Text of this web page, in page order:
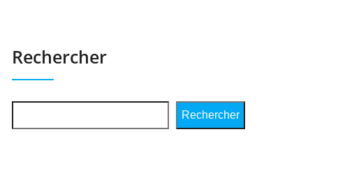
Rechercher
Rechercher